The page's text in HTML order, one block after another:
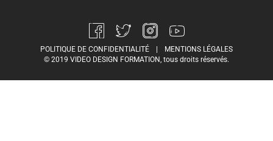
POLITIQUE DE CONFIDENTIALITÉ
MENTIONS LÉGALES
© 2019 VIDEO DESIGN FORMATION, tous droits réservés.